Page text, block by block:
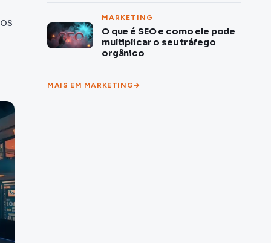
MARKETING
O que é SEO e como ele pode
multiplicar o seu tráfego
orgânico
MAIS EM MARKETING